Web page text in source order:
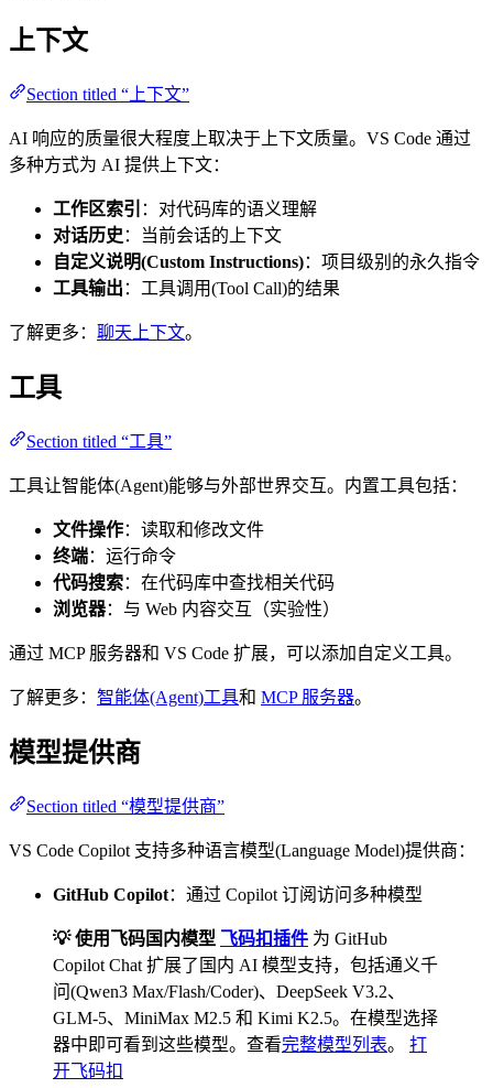
上下文
Section titled “上下文”
AI 响应的质量很大程度上取决于上下文质量。VS Code 通过
多种方式为 AI 提供上下文：
工作区索引 ：对代码库的语义理解
对话历史 ：当前会话的上下文
自定义说明(Custom Instructions)：项目级别的永久指令
工具输出 ：工具调用(Tool Call)的结果
了解更多： 聊天上下文。
工具
Section titled “工具”
工具让智能体(Agent)能够与外部世界交互。内置工具包括：
文件操作：读取和修改文件
终端：运行命令
代码搜索：在代码库中查找相关代码
浏览器：与 Web 内容交互（实验性）
通过 MCP 服务器和 VS Code 扩展，可以添加自定义工具。
了解更多： 智能体(Agent)工具和 MCP 服务器。
模型提供商
Section titled “模型提供商”
VS Code Copilot 支持多种语言模型(Language Model)提供商：
GitHub Copilot：通过 Copilot 订阅访问多种模型
💡 使用飞码国内模型 飞码扣插件 为 GitHub
Copilot Chat 扩展了国内 AI 模型支持，包括通义千
问(Qwen3 Max/Flash/Coder)、DeepSeek V3.2、
GLM-5、MiniMax M2.5 和 Kimi K2.5。在模型选择
器中即可看到这些模型。查看完整模型列表。 打
开飞码扣